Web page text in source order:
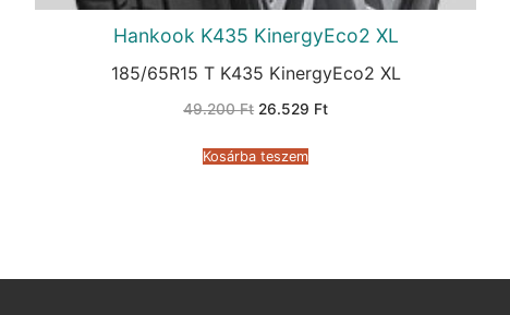
Hankook K435 KinergyEco2 XL
185/65R15 T K435 KinergyEco2 XL
49.200Ft Original
49.200 Ft.
26.529 FtCurrent
Kosárba teszem